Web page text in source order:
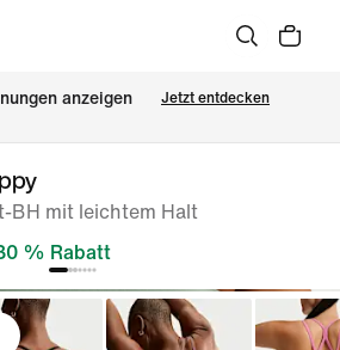
anzeigen Jetzt entdecken
BH mit leichtem Halt
% Rabatt